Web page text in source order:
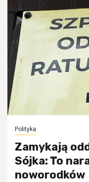
Polityka
Zamykają
Sójka: To
noworodków